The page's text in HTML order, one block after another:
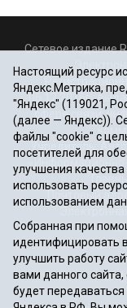
Сетевое издание
06.12.2016г.,
сфере связи,
Учредитель:
Почтовый
Телефоны 8
Настоящий ресурс
Яндекс.Метрика,
"Яндекс" (119021,
(далее — Яндекс)).
файлы "cookie" с
посетителей для
улучшения
использовать
использованием
Собранная при
идентифицировать
улучшить работу
вами данного
будет передаваться